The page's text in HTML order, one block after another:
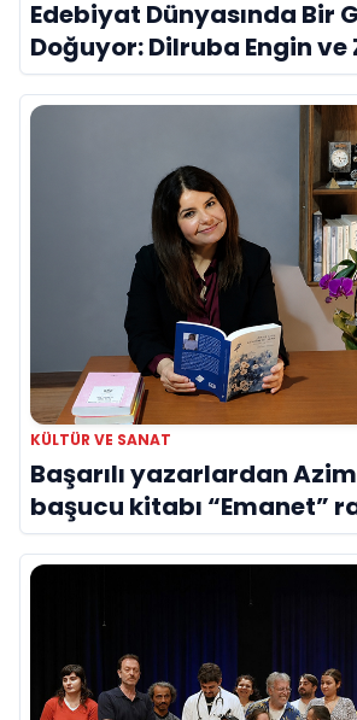
Edebiyat Dünyasında Bir
Doğuyor: Dilruba Engin ve
Evreni ‘AVENOİR’
KÜLTÜR VE SANAT
Başarılı yazarlardan
başucu kitabı “Emanet”
yerini aldı